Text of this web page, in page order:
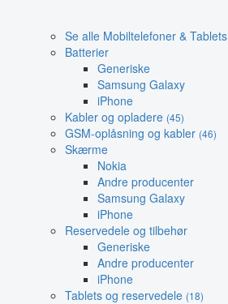
Se alle Mobiltelefoner & Tablets
Batterier
Generiske
Samsung Galaxy
iPhone
Kabler og opladere (45)
GSM-oplåsning og kabler (46)
Skærme
Nokia
Andre producenter
Samsung Galaxy
iPhone
Reservedele og tilbehør
Generiske
Andre producenter
iPhone
Tablets og reservedele (18)